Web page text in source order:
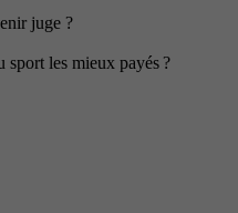
juge ?
sport les mieux payés ?